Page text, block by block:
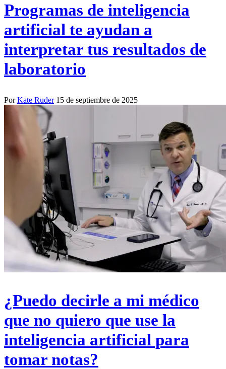
Programas de inteligencia
artificial te ayudan a
interpretar tus resultados de
laboratorio
PorKate Ruder 15 de septiembre de 2025
¿Puedo decirle a mi médico
que no quiero que use la
inteligencia artificial para
tomar notas?